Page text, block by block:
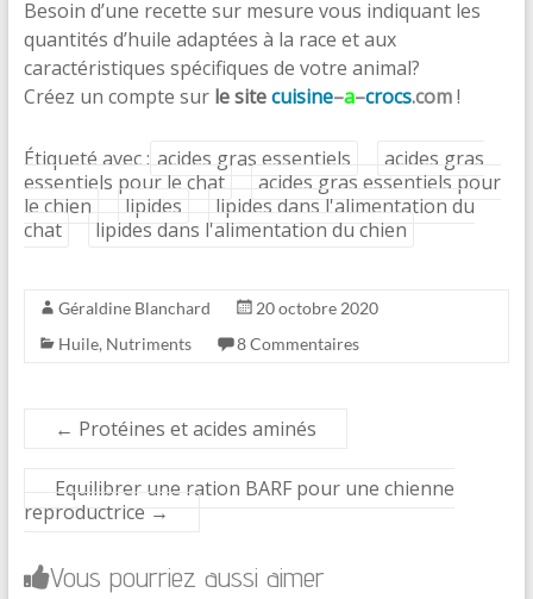
Besoin d’une recette sur mesure vous indiquant les
quantités d’huile adaptées à la race et aux
caractéristiques spécifiques de votre animal?
Créez un compte sur le sitecuisine–a–crocs.com!
Étiqueté avec : acides gras essentiels
acides gras
essentiels pour le chat
acides gras essentiels pour
le chien
lipides
lipides dans l'alimentation du
chat
lipides dans l'alimentation du chien
Géraldine Blanchard
20 octobre 2020
Huile, Nutriments 8 Commentaires
← Protéines et acides aminés
Equilibrer une ration BARF pour une chienne
reproductrice →
Vous pourriez aussi aimer